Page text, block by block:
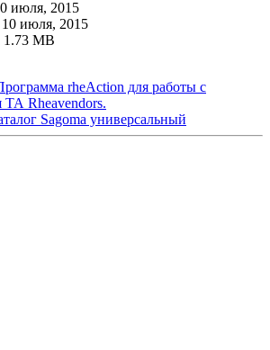
июля, 2015
10 июля, 2015
1.73 MB
rheAction для работы с
ТА Rheavendors.
Sagoma универсальный